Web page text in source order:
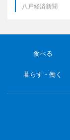
八戸経済新聞
食べる
暮らす・働く